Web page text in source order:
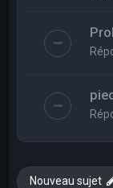
Nouveau sujet